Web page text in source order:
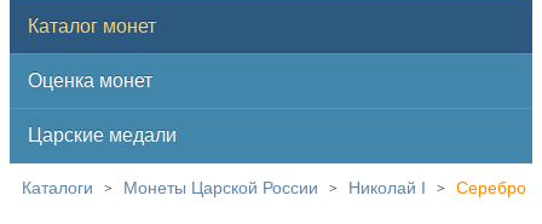
Каталог монет
Оценка монет
Царские медали
Каталоги > Монеты Царской России > Николай I > Серебро